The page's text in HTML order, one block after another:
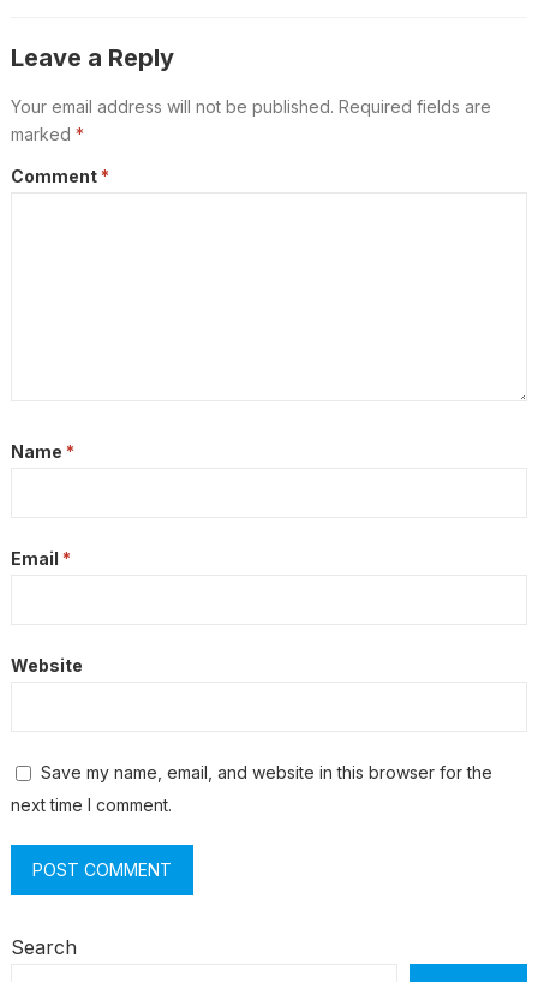
Leave a Reply
Your email address will not be published. Required fields are
marked *
Comment *
Name *
Email *
Website
Save my name, email, and website in this browser for the
next time I comment.
Search